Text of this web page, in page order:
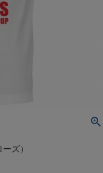
ズ）